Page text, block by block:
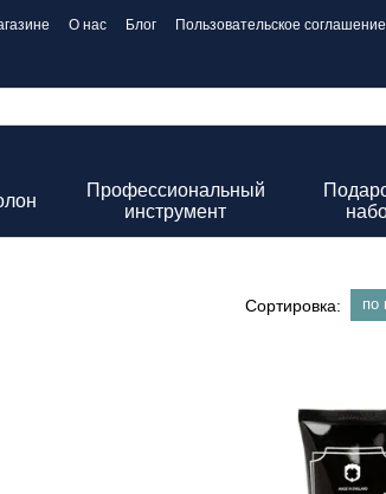
О нас Блог
Пользовательское соглашение
Профессиональный
инструмент
Сортировка: по